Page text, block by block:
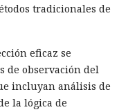
tradicionales de
eficaz se
de observación del
incluyan análisis de
la lógica de